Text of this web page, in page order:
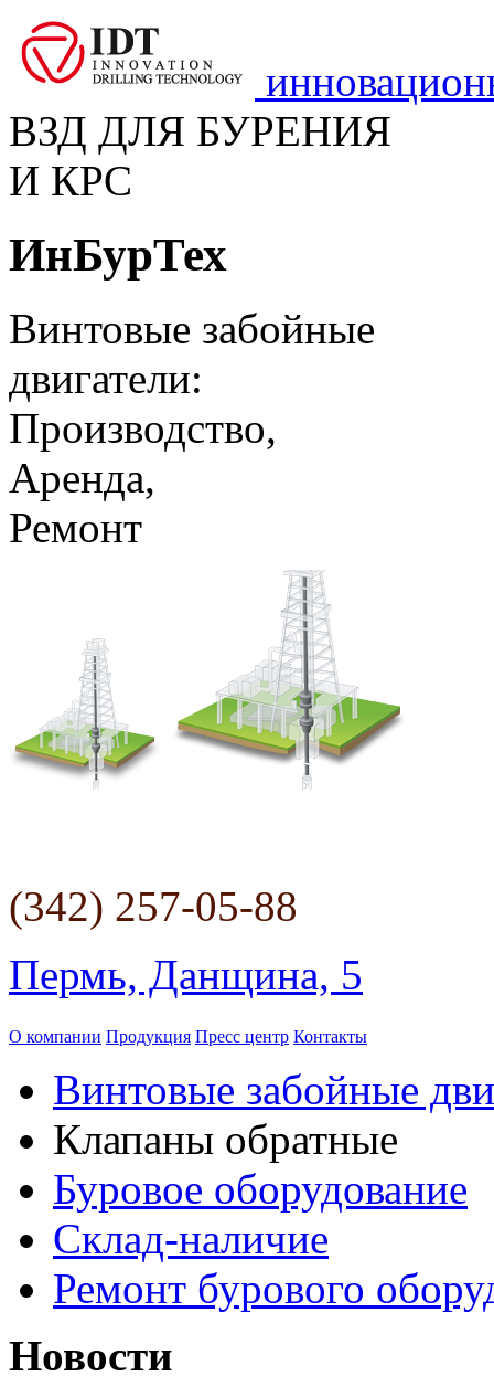
ВЗД ДЛЯ БУРЕНИЯ
И КРС
ИнБурТех
Винтовые забойные
двигатели:
Производство,
Аренда,
Ремонт
(342) 257-05-88
Пермь, Данщина, 5
О компании Продукция Пресс центр Контакты
Винтовые забойные
Клапаны обратные
Буровое оборудование
Склад-наличие
Ремонт бурового
Новости